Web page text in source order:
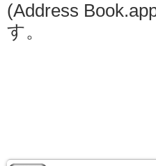
(Address
す。